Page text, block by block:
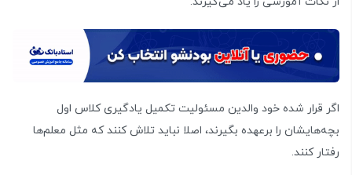
اگر قرار شده خود والدین مسئولیت تکمیل یادگیری کلاس اول
بچه‌هایشان را برعهده بگیرند، اصلا نباید تلاش کنند که مثل معلم‌ها
رفتار کنند.